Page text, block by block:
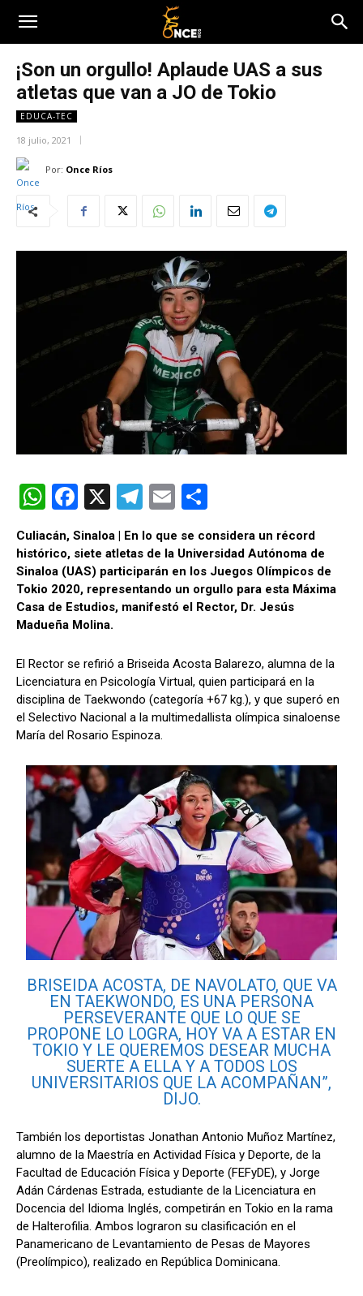
¡Son un orgullo! Aplaude UAS a sus
atletas que van a JO de Tokio
EDUCA-TEC
18 julio, 2021
Por: Once Ríos
W
h
at
s
A
p
p
F
a
ce
b
o
o
X
T
el
e
gr
a
E
ail m
p
ar
Culiacán, Sinaloa | En lo que se considera un récord
histórico, siete atletas de la Universidad Autónoma de
Sinaloa (UAS) participarán en los Juegos Olímpicos de
Tokio 2020, representando un orgullo para esta Máxima
Casa de Estudios, manifestó el Rector, Dr. Jesús
Madueña Molina.
El Rector se refirió a Briseida Acosta Balarezo, alumna de la
Licenciatura en Psicología Virtual, quien participará en la
disciplina de Taekwondo (categoría +67 kg.), y que superó en
el Selectivo Nacional a la multimedallista olímpica sinaloense
María del Rosario Espinoza.
BRISEIDA ACOSTA, DE NAVOLATO, QUE VA
EN TAEKWONDO, ES UNA PERSONA
PERSEVERANTE QUE LO QUE SE
PROPONE LO LOGRA, HOY VA A ESTAR EN
TOKIO Y LE QUEREMOS DESEAR MUCHA
SUERTE A ELLA Y A TODOS LOS
UNIVERSITARIOS QUE LA ACOMPAÑAN”,
DIJO.
También los deportistas Jonathan Antonio Muñoz Martínez,
alumno de la Maestría en Actividad Física y Deporte, de la
Facultad de Educación Física y Deporte (FEFyDE), y Jorge
Adán Cárdenas Estrada, estudiante de la Licenciatura en
Docencia del Idioma Inglés, competirán en Tokio en la rama
de Halterofilia. Ambos lograron su clasificación en el
Panamericano de Levantamiento de Pesas de Mayores
(Preolímpico), realizado en República Dominicana.